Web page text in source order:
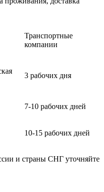
Транспортные
компании
3 рабочих дня
7-10 рабочих дней
10-15 рабочих дней
и страны СНГ уточняйте